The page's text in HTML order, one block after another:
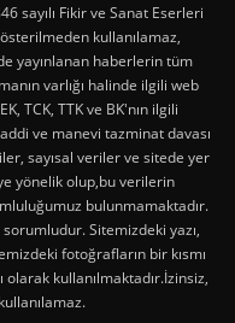
sayılı Fikir ve Sanat Eserleri
kullanılamaz,
yayınlanan haberlerin tüm
varlığı halinde ilgili web
TCK, TTK ve BK'nın ilgili
ve manevi tazminat davası
sayısal veriler ve sitede yer
yönelik olup,bu verilerin
bulunmamaktadır.
Sitemizdeki yazı,
fotoğrafların bir kısmı
kullanılmaktadır.İzinsiz,